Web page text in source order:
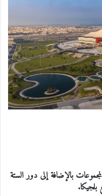
بالإضافة إلى دور الستة
بلجيكا.